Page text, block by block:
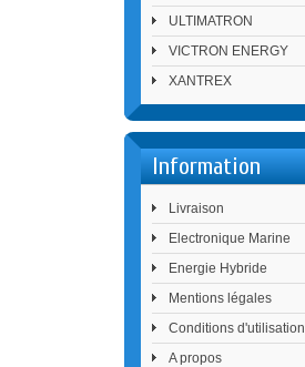
ULTIMATRON
VICTRON ENERGY
XANTREX
Information
Livraison
Electronique Marine
Energie Hybride
Mentions légales
Conditions d'utilisation
A propos